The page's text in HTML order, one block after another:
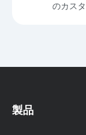
のカス
製品